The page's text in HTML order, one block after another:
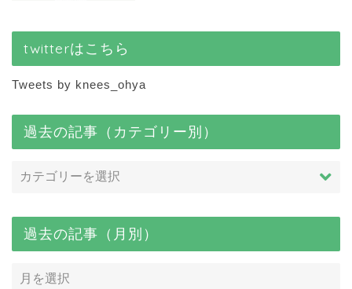
twitterはこちら
Tweets by knees_ohya
過去の記事（カテゴリー別）
過去の記事（月別）